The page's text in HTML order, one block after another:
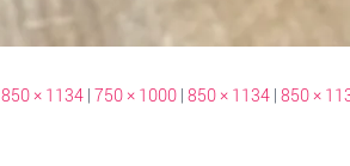
850 × 1134 | 750 × 1000 | 850 × 1134 | 850 ×